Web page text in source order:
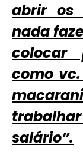
abrir os
nada
colocar
como
salário”.